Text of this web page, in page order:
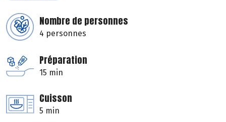
Nombre de personnes
4 personnes
Préparation
15 min
Cuisson
5 min